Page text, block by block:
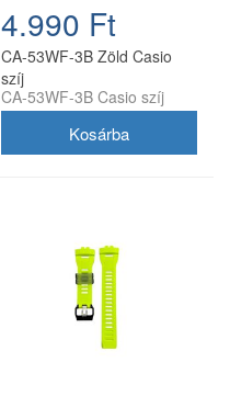
4.990 Ft
CA-53WF-3B Zöld Casio
szíj
CA-53WF-3B Casio szíj